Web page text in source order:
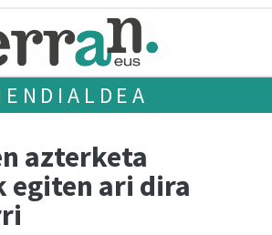
azterketa
egiten ari dira